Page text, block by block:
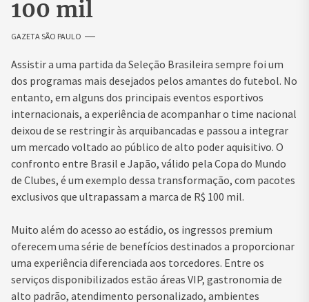
100 mil
GAZETA SÃO PAULO
Assistir a uma partida da Seleção Brasileira sempre foi um
dos programas mais desejados pelos amantes do futebol. No
entanto, em alguns dos principais eventos esportivos
internacionais, a experiência de acompanhar o time nacional
deixou de se restringir às arquibancadas e passou a integrar
um mercado voltado ao público de alto poder aquisitivo. O
confronto entre Brasil e Japão, válido pela Copa do Mundo
de Clubes, é um exemplo dessa transformação, com pacotes
exclusivos que ultrapassam a marca de R$ 100 mil.
Muito além do acesso ao estádio, os ingressos premium
oferecem uma série de benefícios destinados a proporcionar
uma experiência diferenciada aos torcedores. Entre os
serviços disponibilizados estão áreas VIP, gastronomia de
alto padrão, atendimento personalizado, ambientes